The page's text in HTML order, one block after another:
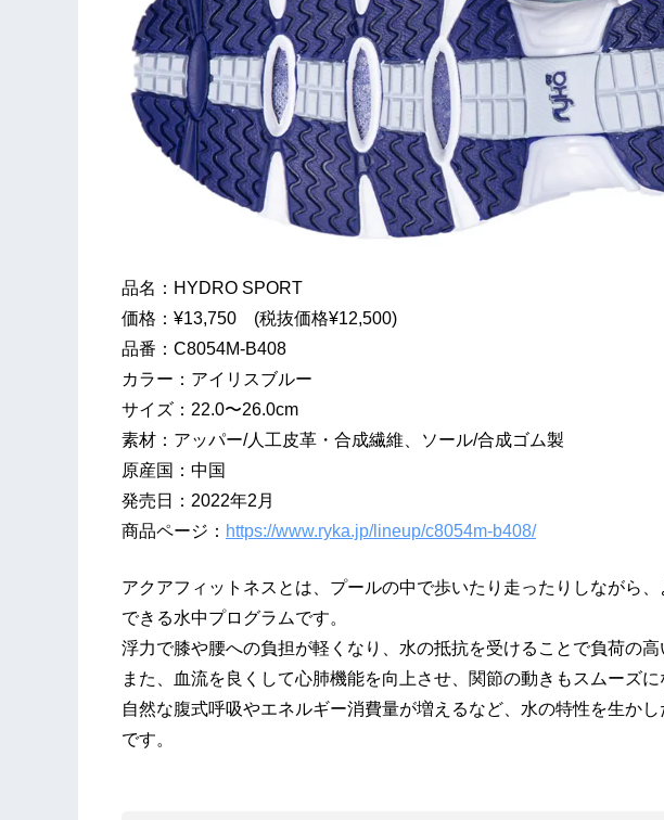
品名：HYDRO SPORT
価格：¥13,750 (税抜価格¥12,500)
品番：C8054M-B408
カラー：アイリスブルー
サイズ：22.0〜26.0cm
素材：アッパー/⼈⼯⽪⾰・合成繊維、ソール/合成ゴム製
原産国：中国
発売日：2022年2月
商品ページ： https://www.ryka.jp/lineup/c8054m-b408/
アクアフィットネスとは、プールの中で歩いたり走ったりしながら
できる⽔中プログラムです。
浮⼒で膝や腰への負担が軽くなり、⽔の抵抗を受けることで負荷の⾼
また、⾎流を良くして⼼肺機能を向上させ、関節の動きもスムーズに
⾃然な腹式呼吸やエネルギー消費量が増えるなど、⽔の特性を⽣か
です。